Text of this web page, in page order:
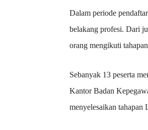
Dalam periode
belakang profesi. Dari
orang mengikuti
Sebanyak 13 peserta
Kantor Badan
menyelesaikan